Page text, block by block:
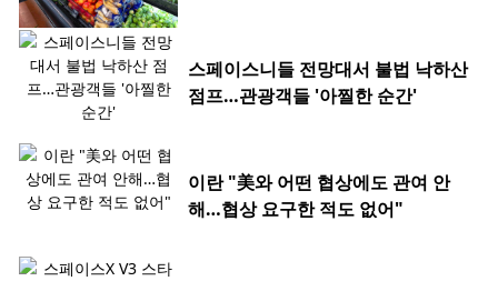
스페이스니들 전망대서 불법 낙하산
점프…관광객들 '아찔한 순간'
이란 "美와 어떤 협상에도 관여 안
해…협상 요구한 적도 없어"